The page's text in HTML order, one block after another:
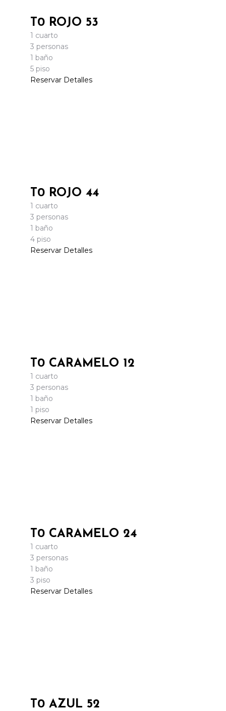
T0 ROJO 53
1 cuarto
3 personas
1 baño
5 piso
Reservar Detalles
T0 ROJO 44
1 cuarto
3 personas
1 baño
4 piso
Reservar Detalles
T0 CARAMELO 12
1 cuarto
3 personas
1 baño
1 piso
Reservar Detalles
T0 CARAMELO 24
1 cuarto
3 personas
1 baño
3 piso
Reservar Detalles
T0 AZUL 52